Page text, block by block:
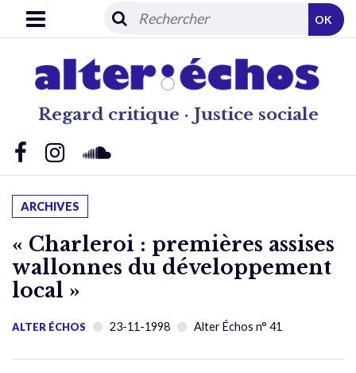
Regard critique · Justice sociale
OK
ARCHIVES
« Charleroi : premières assises
wallonnes du développement
local »
ALTER ÉCHOS 23-11-1998 Alter Échos n° 41